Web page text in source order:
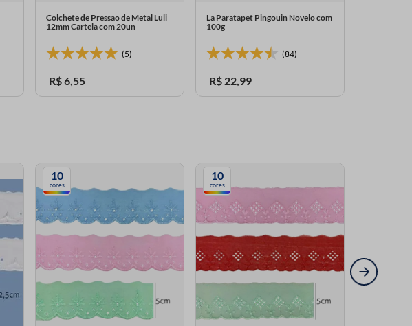
Colchete de Pressao de Metal Luli
12mm Cartela com 20un
(5)
R$6 55
La Paratapet Pingouin Novelo com
100g
(84)
R$ 22 99
10
cores
10
cores